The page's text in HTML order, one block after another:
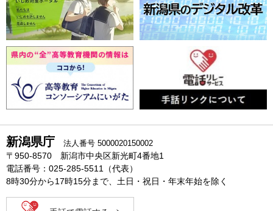
新潟県庁 法人番号 5000020150002
〒950-8570 新潟市中央区新光町4番地1
電話番号：025-285-5511（代表）
8時30分から17時15分まで、土日・祝日・年末年始を除く